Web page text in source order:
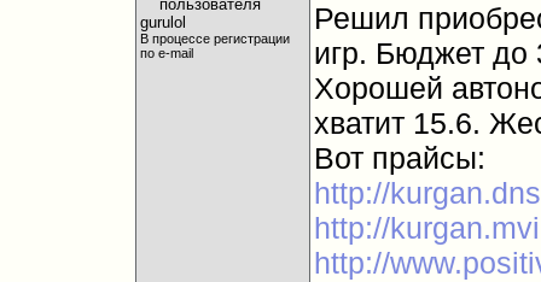
В процессе регистрации
по e-mail
Решил
игр. Бюджет до
Хорошей
хватит 15.6.
Вот прайсы:
http://
http://
http://